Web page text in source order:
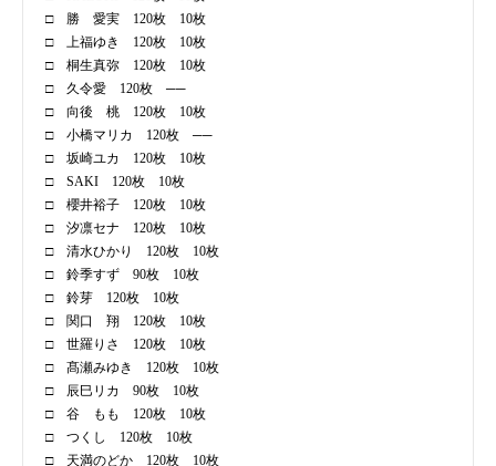
□ 勝 愛実 120枚 10枚
□ 上福ゆき 120枚 10枚
□ 桐生真弥 120枚 10枚
□ 久令愛 120枚 ──
□ 向後 桃 120枚 10枚
□ 小橋マリカ 120枚 ──
□ 坂崎ユカ 120枚 10枚
□ SAKI 120枚 10枚
□ 櫻井裕子 120枚 10枚
□ 汐凛セナ 120枚 10枚
□ 清水ひかり 120枚 10枚
□ 鈴季すず 90枚 10枚
□ 鈴芽 120枚 10枚
□ 関口 翔 120枚 10枚
□ 世羅りさ 120枚 10枚
□ 髙瀬みゆき 120枚 10枚
□ 辰巳リカ 90枚 10枚
□ 谷 もも 120枚 10枚
□ つくし 120枚 10枚
□ 天満のどか 120枚 10枚